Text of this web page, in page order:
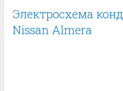
Электросхема
Nissan Almera